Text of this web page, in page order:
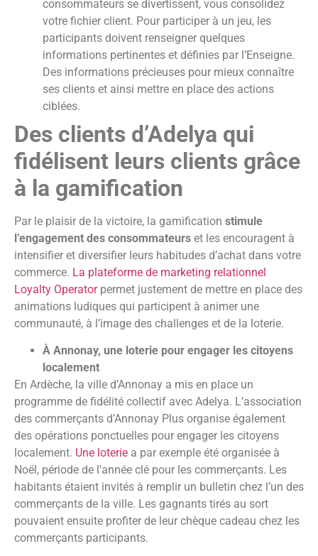
consommateurs se divertissent, vous consolidez
votre fichier client. Pour participer à un jeu, les
participants doivent renseigner quelques
informations pertinentes et définies par l’Enseigne.
Des informations précieuses pour mieux connaître
ses clients et ainsi mettre en place des actions
ciblées.
Des clients d’Adelya qui
fidélisent leurs clients grâce
à la gamification
Par le plaisir de la victoire, la gamification stimule
l’engagement des consommateurs et les encouragent à
intensifier et diversifier leurs habitudes d’achat dans votre
commerce. La plateforme de marketing relationnel
Loyalty Operatorpermet justement de mettre en place des
animations ludiques qui participent à animer une
communauté, à l’image des challenges et de la loterie.
À Annonay, une loterie pour engager les citoyens
localement
En Ardèche, la ville d’Annonay a mis en place un
programme de fidélité collectif avec Adelya. L’association
des commerçants d’Annonay Plus organise également
des opérations ponctuelles pour engager les citoyens
localement. Une loterie a par exemple été organisée à
Noël, période de l’année clé pour les commerçants. Les
habitants étaient invités à remplir un bulletin chez l’un des
commerçants de la ville. Les gagnants tirés au sort
pouvaient ensuite profiter de leur chèque cadeau chez les
commerçants participants.